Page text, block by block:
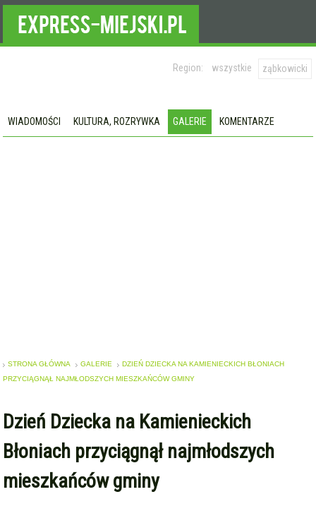
Region: wszystkie ząbkowicki
WIADOMOŚCI KULTURA, ROZRYWKA GALERIE KOMENTARZE
STRONA GŁÓWNA GALERIE
DZIEŃ DZIECKA NA KAMIENIECKICH BŁONIACH
PRZYCIĄGNĄŁ NAJMŁODSZYCH MIESZKAŃCÓW GMINY
Dzień Dziecka na Kamienieckich
Błoniach przyciągnął najmłodszych
mieszkańców gminy